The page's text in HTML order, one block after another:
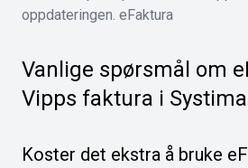
oppdateringen. eFaktura
Vanlige spørsmål om
Vipps faktura i Systima
Koster det ekstra å bruke